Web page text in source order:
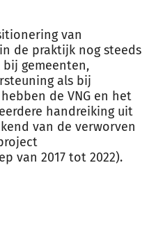
van
de praktijk nog steeds
gemeenten,
als bij
de VNG en het
handreiking uit
van de verworven
van 2017 tot 2022).